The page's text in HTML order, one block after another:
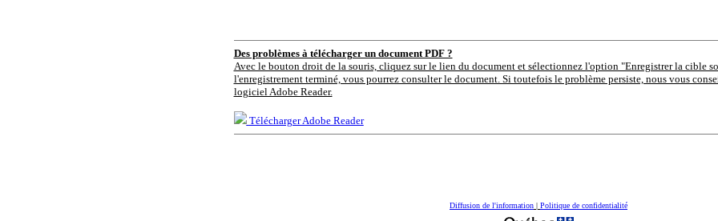
Des problèmes à télécharger un document PDF ?
Avec le bouton droit de la souris, cliquez sur le lien du document et sélectionnez l'option "Enregistrer la cible
l'enregistrement terminé, vous pourrez consulter le document. Si toutefois le problème persiste, nous vous
logiciel Adobe Reader.
Télécharger Adobe Reader
Diffusion de l'information | Politique de confidentialité